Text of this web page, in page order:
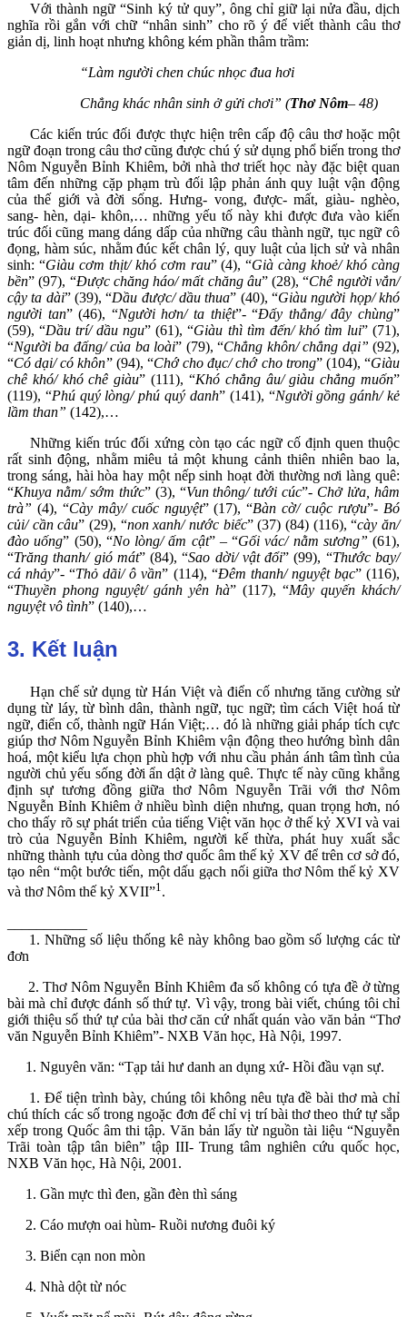
Với thành ngữ “Sinh ký tử quy”, ông chỉ giữ lại nửa đầu, dịch
nghĩa rồi gắn với chữ “nhân sinh” cho rõ ý để viết thành câu thơ
giản dị, linh hoạt nhưng không kém phần thâm trầm:
“Làm người chen chúc nhọc đua hơi
Chẳng khác nhân sinh ở gửi chơi” (Thơ Nôm– 48)
Các kiến trúc đối được thực hiện trên cấp độ câu thơ hoặc một
ngữ đoạn trong câu thơ cũng được chú ý sử dụng phổ biến trong thơ
Nôm Nguyễn Bỉnh Khiêm, bởi nhà thơ triết học này đặc biệt quan
tâm đến những cặp phạm trù đối lập phản ánh quy luật vận động
của thế giới và đời sống. Hưng- vong, được- mất, giàu- nghèo,
sang- hèn, dại- khôn,… những yếu tố này khi được đưa vào kiến
trúc đối cũng mang dáng dấp của những câu thành ngữ, tục ngữ cô
đọng, hàm súc, nhằm đúc kết chân lý, quy luật của lịch sử và nhân
sinh: “Giàu cơm thịt/ khó cơm rau” (4), “Già càng khoẻ/ khó càng
bền” (97), “Được chăng háo/ mất chăng âu” (28), “Chê người vắn/
cậy ta dài” (39), “Dầu được/ dầu thua” (40), “Giàu người họp/ khó
người tan” (46), “Người hơn/ ta thiệt”- “Đấy thẳng/ đây chùng”
(59), “Dầu trí/ dầu ngu” (61), “Giàu thì tìm đến/ khó tìm lui” (71),
“Người ba đấng/ của ba loài” (79), “Chẳng khôn/ chẳng dại” (92),
“Có dại/ có khôn” (94), “Chớ cho đục/ chớ cho trong” (104), “Giàu
chê khó/ khó chê giàu” (111), “Khó chẳng âu/ giàu chẳng muốn”
(119), “Phú quý lòng/ phú quý danh” (141), “Người gồng gánh/ kẻ
lầm than” (142),…
Những kiến trúc đối xứng còn tạo các ngữ cố định quen thuộc
rất sinh động, nhằm miêu tả một khung cảnh thiên nhiên bao la,
trong sáng, hài hòa hay một nếp sinh hoạt đời thường nơi làng quê:
“Khuya nằm/ sớm thức” (3), “Vun thông/ tưới cúc”- Chở lửa, hâm
trà” (4), “Cày mây/ cuốc nguyệt” (17), “Bàn cờ/ cuộc rượu”-Bó
củi/ cần câu” (29), “non xanh/ nước biếc” (37) (84) (116), “cày ăn/
đào uống” (50), “No lòng/ ấm cật” – “Gối vác/ nằm sương” (61),
“Trăng thanh/ gió mát” (84), “Sao dời/ vật đổi” (99), “Thước bay/
cá nhảy”- “Thỏ dãi/ ô vần” (114), “Đêm thanh/ nguyệt bạc” (116),
“Thuyền phong nguyệt/ gánh yên hà” (117), “Mây quyến khách/
nguyệt vô tình” (140),…
3. Kết luận
Hạn chế sử dụng từ Hán Việt và điển cố nhưng tăng cường sử
dụng từ láy, từ bình dân, thành ngữ, tục ngữ; tìm cách Việt hoá từ
ngữ, điển cố, thành ngữ Hán Việt;… đó là những giải pháp tích cực
giúp thơ Nôm Nguyễn Bỉnh Khiêm vận động theo hướng bình dân
hoá, một kiểu lựa chọn phù hợp với nhu cầu phản ánh tâm tình của
người chủ yếu sống đời ẩn dật ở làng quê. Thực tế này cũng khẳng
định sự tương đồng giữa thơ Nôm Nguyễn Trãi với thơ Nôm
Nguyễn Bỉnh Khiêm ở nhiều bình diện nhưng, quan trọng hơn, nó
cho thấy rõ sự phát triển của tiếng Việt văn học ở thế kỷ XVI và vai
trò của Nguyễn Bỉnh Khiêm, người kế thừa, phát huy xuất sắc
những thành tựu của dòng thơ quốc âm thế kỷ XV để trên cơ sở đó,
tạo nên “một bước tiến, một dấu gạch nối giữa thơ Nôm thế kỷ XV
và thơ Nôm thế kỷ XVII”1.
1. Những số liệu thống kê này không bao gồm số lượng các từ
đơn
2. Thơ Nôm Nguyễn Bỉnh Khiêm đa số không có tựa đề ở từng
bài mà chỉ được đánh số thứ tự. Vì vậy, trong bài viết, chúng tôi chỉ
giới thiệu số thứ tự của bài thơ căn cứ nhất quán vào văn bản “Thơ
văn Nguyễn Bỉnh Khiêm”- NXB Văn học, Hà Nội, 1997.
1. Nguyên văn: “Tạp tải hư danh an dụng xứ- Hồi đầu vạn sự.
1. Để tiện trình bày, chúng tôi không nêu tựa đề bài thơ mà chỉ
chú thích các số trong ngoặc đơn để chỉ vị trí bài thơ theo thứ tự sắp
xếp trong Quốc âm thi tập. Văn bản lấy từ nguồn tài liệu “Nguyễn
Trãi toàn tập tân biên” tập III- Trung tâm nghiên cứu quốc học,
NXB Văn học, Hà Nội, 2001.
1. Gần mực thì đen, gần đèn thì sáng
2. Cáo mượn oai hùm- Ruồi nương đuôi ký
3. Biển cạn non mòn
4. Nhà dột từ nóc